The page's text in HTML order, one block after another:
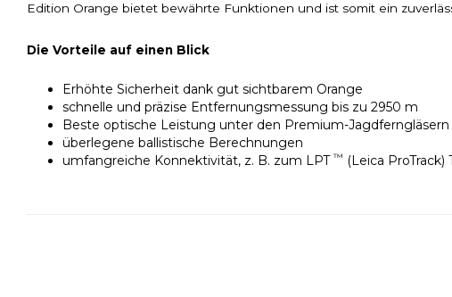
Edition Orange bietet bewährte Funktionen und ist somit ein
Die Vorteile auf einen Blick
Erhöhte Sicherheit dank gut sichtbarem Orange
schnelle und präzise Entfernungsmessung bis zu 2950 m
Beste optische Leistung unter den Premium-
überlegene ballistische Berechnungen
umfangreiche Konnektivität, z. B. zum LPT ™ (Leica